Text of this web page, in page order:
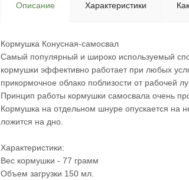
Описание Характеристики
Кормушка Конусная-самосвал
Самый популярный и широко используемый
кормушки эффективно работает при любых
прикормочное облако поблизости от рабочей
Принцип работы кормушки самосвала очень
Кормушка на отдельном шнуре опускается на
ложится на дно.
Характеристики:
Вес кормушки - 77 грамм
Объем загрузки 150 мл.